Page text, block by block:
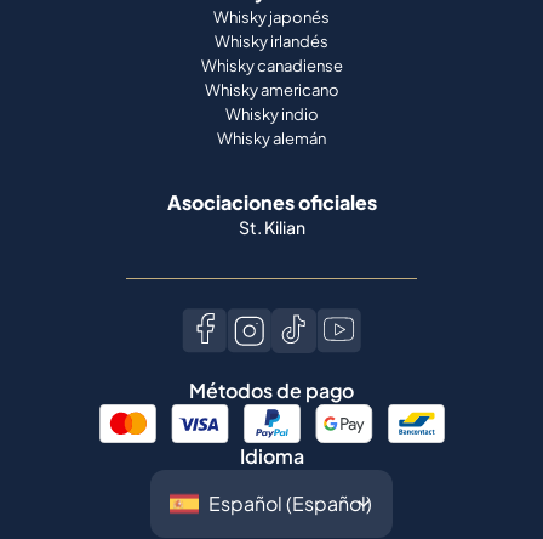
Whisky japonés
Whisky irlandés
Whisky canadiense
Whisky americano
Whisky indio
Whisky alemán
Asociaciones oficiales
St. Kilian
Métodos de pago
Idioma